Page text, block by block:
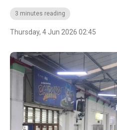
3 minutes reading
Thursday, 4 Jun 2026 02:45